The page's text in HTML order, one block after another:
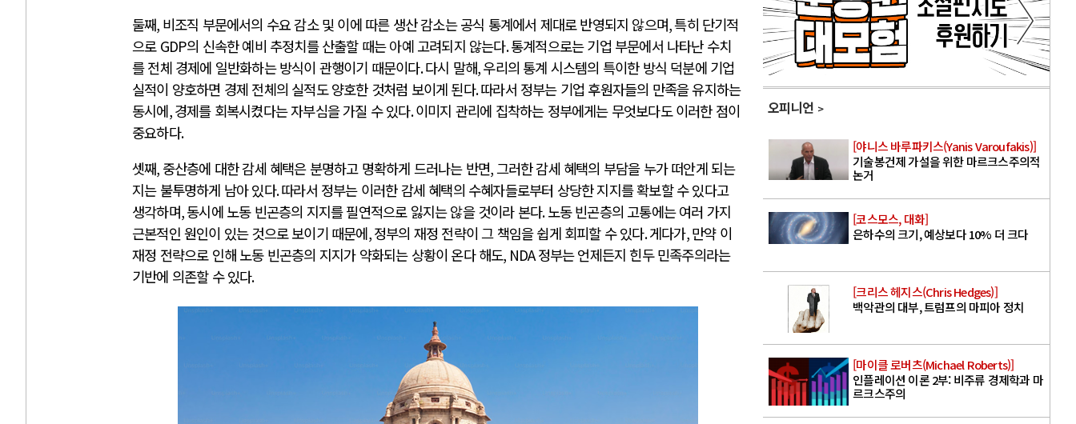
둘째, 비조직 부문에서의 수요 감소 및 이에 따른 생산 감소는 공식 통계에서 제대로 반영되지 않으며,특히 단기적
으로 GDP의 신속한 예비 추정치를 산출할 때는 아예 고려되지 않는다.통계적으로는 기업 부문에서 나타난 수치
를 전체 경제에 일반화하는 방식이 관행이기 때문이다.다시 말해,우리의 통계 시스템의 특이한 방식 덕분에 기업
실적이 양호하면 경제 전체의 실적도 양호한 것처럼 보이게 된다.따라서 정부는 기업 후원자들의 만족을 유지하는
동시에,경제를 회복시켰다는 자부심을 가질 수 있다.이미지 관리에 집착하는 정부에게는 무엇보다도 이러한 점이
중요하다.
셋째, 중산층에 대한 감세 혜택은 분명하고 명확하게 드러나는 반면,그러한 감세 혜택의 부담을 누가 떠안게 되는
지는 불투명하게 남아 있다.따라서 정부는 이러한 감세 혜택의 수혜자들로부터 상당한 지지를 확보할 수 있다고
생각하며,동시에 노동 빈곤층의 지지를 필연적으로 잃지는 않을 것이라 본다.노동 빈곤층의 고통에는 여러 가지
근본적인 원인이 있는 것으로 보이기 때문에,정부의 재정 전략이 그 책임을 쉽게 회피할 수 있다.게다가,만약 이
재정 전략으로 인해 노동 빈곤층의 지지가 약화되는 상황이 온다 해도, NDA정부는 언제든지 힌두 민족주의라는
기반에 의존할 수 있다.
오피니언
[야니스 바루파키스(Yanis Varoufakis)]
기술봉건제 가설을 위한 마르크스주의적
논거
[코스모스, 대화]
은하수의 크기, 예상보다 10% 더 크다
[크리스 헤지스(Chris Hedges)]
백악관의 대부, 트럼프의 마피아 정치
[마이클 로버츠(Michael Roberts)]
인플레이션 이론 2부: 비주류 경제학과 마
르크스주의